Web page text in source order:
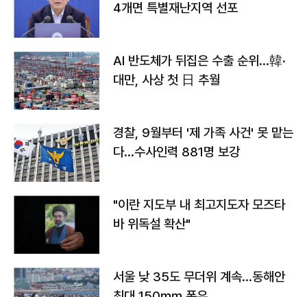
4개면 특별재난지역 선포
AI 반도체가 뒤집은 수출 순위…韓·
대만, 사상 첫 日 추월
경찰, 9월부터 '제 가족 사건' 못 맡는
다…수사인력 881명 보강
"이란 지도부 내 최고지도자 모즈타
바 위독설 확산"
서울 낮 35도 무더위 계속…동해안